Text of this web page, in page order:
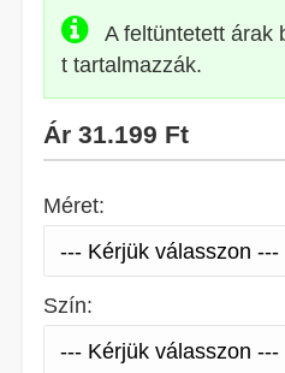
A feltüntetett árak
t tartalmazzák.
Ár31.199 Ft
Méret:
Szín: